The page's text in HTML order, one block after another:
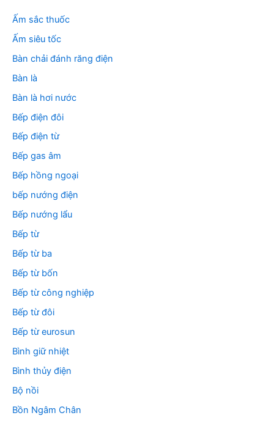
m
Ấm sắc thuốc
Ấm siêu tốc
Bàn chải đánh răng điện
Bàn là
Bàn là hơi nước
Bếp điện đôi
Bếp điện từ
Bếp gas âm
Bếp hồng ngoại
bếp nướng điện
Bếp nướng lẩu
Bếp từ
Bếp từ ba
Bếp từ bốn
Bếp từ công nghiệp
Bếp từ đôi
Bếp từ eurosun
Bình giữ nhiệt
Bình thủy điện
Bộ nồi
Bồn Ngâm Chân